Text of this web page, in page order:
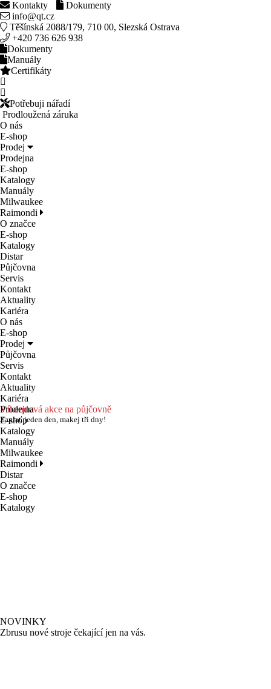
Kontakty
Dokumenty
info@qt.cz
Těšínská 2088/179, 710 00, Slezská Ostrava
+420 736 626 938
Dokumenty
Manuály
Certifikáty
Potřebuji nářadí
Prodloužená záruka
O nás
E-shop
Prodej
Prodejna
E-shop
Katalogy
Manuály
Milwaukee
Raimondi
O značce
E-shop
Katalogy
Distar
Půjčovna
Servis
Kontakt
Aktuality
Kariéra
O nás
E-shop
Prodej
Půjčovna
Servis
Kontakt
Aktuality
Kariéra
Prodejna
E-shop
Katalogy
Manuály
Milwaukee
Raimondi
Distar
O značce
E-shop
Katalogy
Víkendová akce na půjčovně
Zaplať jeden den, makej tři dny!
NOVINKY
Zbrusu nové stroje čekající jen na vás.